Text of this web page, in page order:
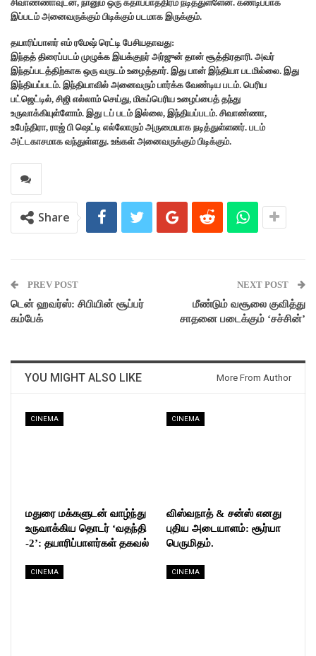
சிவாண்ணாவுடன், நானும் ஒரு கதாப்பாத்திரம் நடித்துள்ளேன். கண்டிப்பாக
இப்படம் அனைவருக்கும் பிடிக்கும் படமாக இருக்கும்.
தயாரிப்பாளர் எம் ரமேஷ் ரெட்டி பேசியதாவது:
இந்தத் திரைப்படம் முழுக்க இயக்குநர் அர்ஜுன் தான் சூத்திரதாரி. அவர்
இந்தப்படத்திற்காக ஒரு வருடம் உழைத்தார். இது பான் இந்தியா படமில்லை. இது
இந்தியப்படம். இந்தியாவில் அனைவரும் பார்க்க வேண்டிய படம். பெரிய
பட்ஜெட்டில், சிஜி எல்லாம் செய்து, மிகப்பெரிய உழைப்பைத் தந்து
உருவாக்கியுள்ளோம். இது டப் படம் இல்லை, இந்தியப்படம். சிவாண்ணா,
உபேந்திரா, ராஜ் பி ஷெட்டி எல்லோரும் அருமையாக நடித்துள்ளனர். படம்
அட்டகாசமாக வந்துள்ளது. உங்கள் அனைவருக்கும் பிடிக்கும்.
Share
PREV POST
டென் ஹவர்ஸ்: சிபியின் சூப்பர்
கம்பேக்
NEXT POST
மீண்டும் வசூலை குவித்து
சாதனை படைக்கும் ‘சச்சின்’
YOU MIGHT ALSO LIKE More From Author
CINEMA
மதுரை மக்களுடன் வாழ்ந்து
உருவாக்கிய தொடர் ‘வதந்தி
-2’: தயாரிப்பாளர்கள் தகவல்
CINEMA
விஸ்வநாத் & சன்ஸ் எனது
புதிய அடையாளம்: சூர்யா
பெருமிதம்.
CINEMA CINEMA